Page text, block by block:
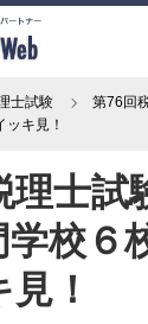
士試験
第76回
キ見！
理士試
校６
！